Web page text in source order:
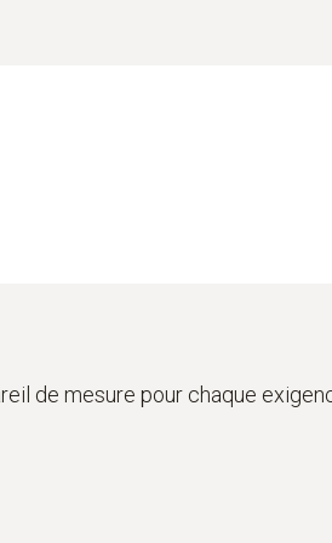
de mesure pour chaque